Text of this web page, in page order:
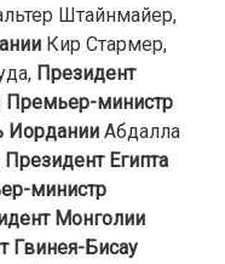
Штайнмайер,
Кир Стармер,
Президент
Премьер-министр
Иордании Абдалла
Президент Египта
министр
Монголии
Гвинея-Бисау